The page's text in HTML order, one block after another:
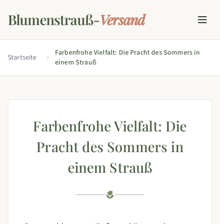
Blumenstrauß-Versand
Startseite
Farbenfrohe Vielfalt: Die Pracht des Sommers in
einem Strauß
Farbenfrohe Vielfalt: Die
Pracht des Sommers in
einem Strauß